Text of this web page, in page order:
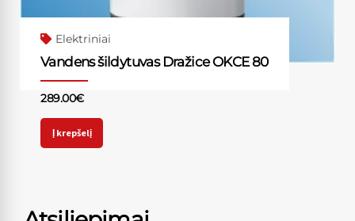
Elektriniai
Vandens šildytuvas Dražice OKCE 80
289.00€
Į krepšelį